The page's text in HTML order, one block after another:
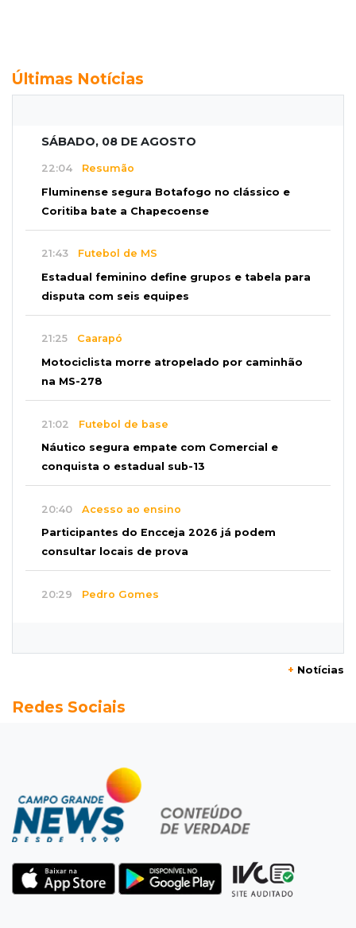
Últimas Notícias
SÁBADO, 08 DE AGOSTO
22:04 Resumão
Fluminense segura Botafogo no clássico e
Coritiba bate a Chapecoense
21:43 Futebol de MS
Estadual feminino define grupos e tabela para
disputa com seis equipes
21:25 Caarapó
Motociclista morre atropelado por caminhão
na MS-278
21:02 Futebol de base
Náutico segura empate com Comercial e
conquista o estadual sub-13
20:40 Acesso ao ensino
Participantes do Encceja 2026 já podem
consultar locais de prova
20:29 Pedro Gomes
Pantanal treina em Goiânia antes de jogo que
Campeonato Brasileiro
Remo busca empate com Atlético-MG e segue
na zona de rebaixamento
Defesa diz que preso suspeito de sequestro
só emprestou casa a conhecido
+ Notícias
Redes Sociais